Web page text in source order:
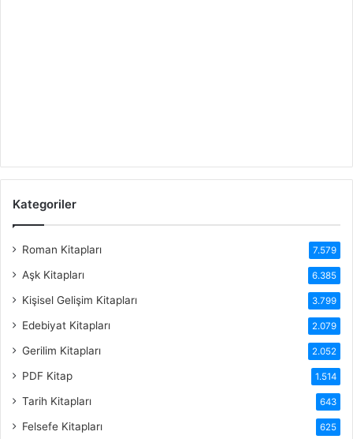
Kategoriler
Roman Kitapları 7.579
Aşk Kitapları 6.385
Kişisel Gelişim Kitapları 3.799
Edebiyat Kitapları 2.079
Gerilim Kitapları 2.052
PDF Kitap 1.514
Tarih Kitapları 643
Felsefe Kitapları 625